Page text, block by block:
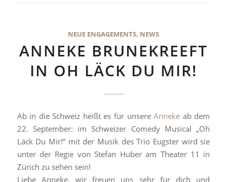
NEUE ENGAGEMENTS, NEWS
ANNEKE BRUNEKREEFT
IN OH LÄCK DU MIR!
Ab in die Schweiz heißt es für unsereAnneke ab dem
22. September: im Schweizer Comedy Musical „Oh
Läck Du Mir!“ mit der Musik des Trio Eugster wird sie
unter der Regie von Stefan Huber am Theater 11 in
Zürich zu sehen sein!
Liebe Anneke, wir freuen uns sehr für dich und